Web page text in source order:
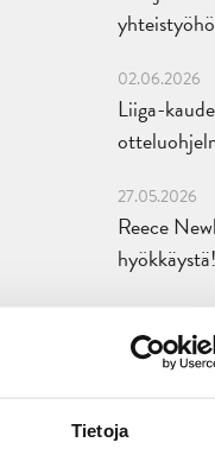
Tietoja
02.06.2026
Liiga-
27.05.2026
Reece
hyökkäystä!
18.05.2026
Jaatinen
JYPin ja
14.05.2026